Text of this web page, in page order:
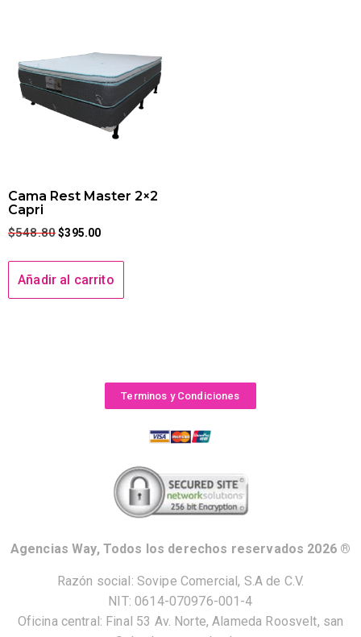
Cama Rest Master 2×2
Capri
$548.80 $395.00
Añadir al carrito
Terminos y Condiciones
Agencias Way, Todos los derechos reservados 2026 ®
Razón social: Sovipe Comercial, S.A de C.V.
NIT: 0614-070976-001-4
Oficina central: Final 53 Av. Norte, Alameda Roosvelt, san